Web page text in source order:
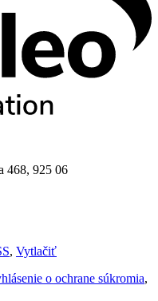
468, 925 06
, Vytlačiť
o ochrane súkromia,